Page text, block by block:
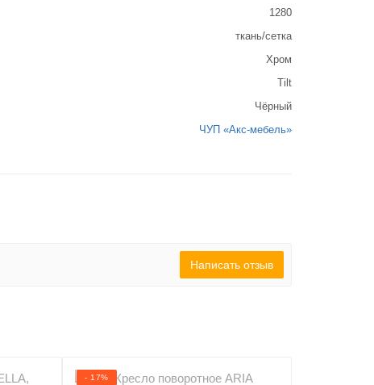
1280
ткань/сетка
Хром
Tilt
Чёрный
ЧУП «Акс-мебель»
Написать отзыв
- 17%